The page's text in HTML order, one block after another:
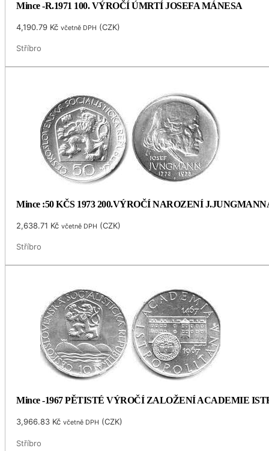
Mince -R.1971 100. VÝROČÍ ÚMRTÍ JOSEFA MÁNESA
4,190.79 Kč včetně DPH (CZK)
Stříbro
Mince :50 KČS 1973 200.VÝROČÍ NAROZENÍ
2,638.71 Kč včetně DPH (CZK)
Stříbro
Mince -1967 PĚTISTÉ VÝROČÍ ZALOŽENÍ ACADEMIE
3,966.83 Kč včetně DPH (CZK)
Stříbro